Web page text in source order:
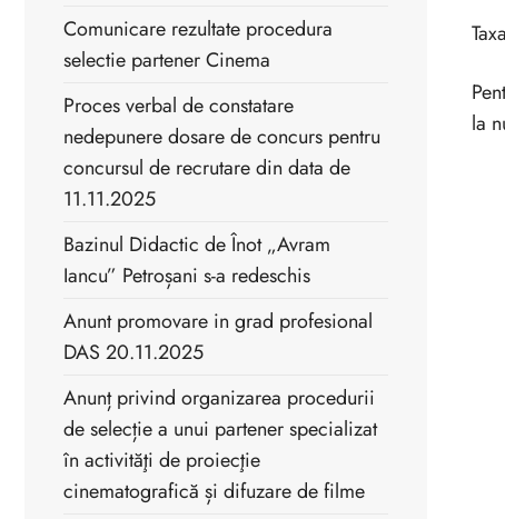
la
Comunicare rezultate procedura
selectie partener Cinema
Proces verbal de constatare
nedepunere dosare de concurs pentru
concursul de recrutare din data de
11.11.2025
Bazinul Didactic de Înot „Avram
Iancu” Petroșani s-a redeschis
Anunt promovare in grad profesional
DAS 20.11.2025
Anunț privind organizarea procedurii
de selecție a unui partener specializat
în activităţi de proiecţie
cinematografică și difuzare de filme